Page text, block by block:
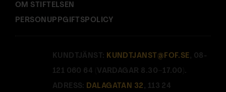
OM STIFTELSEN
PERSONUPPGIFTSPOLICY
KUNDTJÄNST: KUNDTJANST@FOF.SE , 08-
121 060 64 (VARDAGAR 8.30–17.00).
ADRESS: DALAGATAN 32 , 113 24